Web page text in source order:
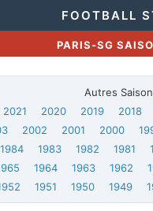
FOOTBALL
PARIS-SG
Autres
2021 2020 2019 2018
2002 2001 2000
1984 1983 1982 1981
1964 1963 1962
1951 1950 1949